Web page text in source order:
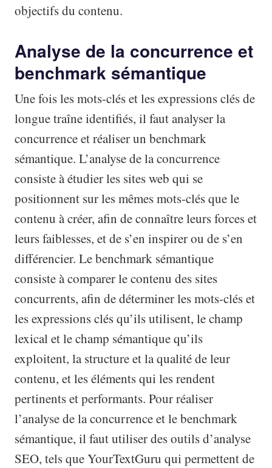
objectifs du contenu.
Analyse de la concurrence et
benchmark sémantique
Une fois les mots-clés et les expressions clés de
longue traîne identifiés, il faut analyser la
concurrence et réaliser un benchmark
sémantique. L’analyse de la concurrence
consiste à étudier les sites web qui se
positionnent sur les mêmes mots-clés que le
contenu à créer, afin de connaître leurs forces et
leurs faiblesses, et de s’en inspirer ou de s’en
différencier. Le benchmark sémantique
consiste à comparer le contenu des sites
concurrents, afin de déterminer les mots-clés et
les expressions clés qu’ils utilisent, le champ
lexical et le champ sémantique qu’ils
exploitent, la structure et la qualité de leur
contenu, et les éléments qui les rendent
pertinents et performants. Pour réaliser
l’analyse de la concurrence et le benchmark
sémantique, il faut utiliser des outils d’analyse
SEO, tels que YourTextGuru qui permettent de